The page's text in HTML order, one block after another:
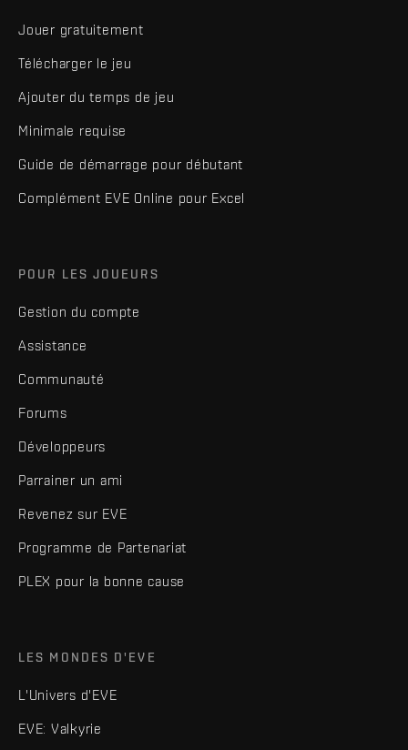
Jouer gratuitement
Télécharger le jeu
Ajouter du temps de jeu
Minimale requise
Guide de démarrage pour débutant
Complément EVE Online pour Excel
POUR LES JOUEURS
Gestion du compte
Assistance
Communauté
Forums
Développeurs
Parrainer un ami
Revenez sur EVE
Programme de Partenariat
PLEX pour la bonne cause
LES MONDES D'EVE
L'Univers d'EVE
EVE: Valkyrie